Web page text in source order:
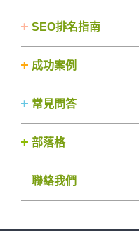
SEO排名指南
成功案例
常見問答
部落格
聯絡我們